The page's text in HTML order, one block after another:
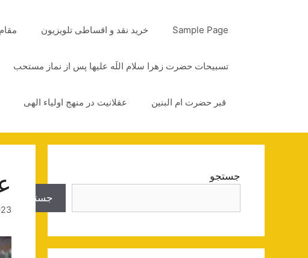
Sample Page خرید نقد و اقساطی تلویزیون
تسبیحات حضرت زهرا سلام اللَه علیها پس از نماز مستحب
قبر حضرت ام البنین عقلانیت در منهج اولیاء الهی
جستجو
جستجو